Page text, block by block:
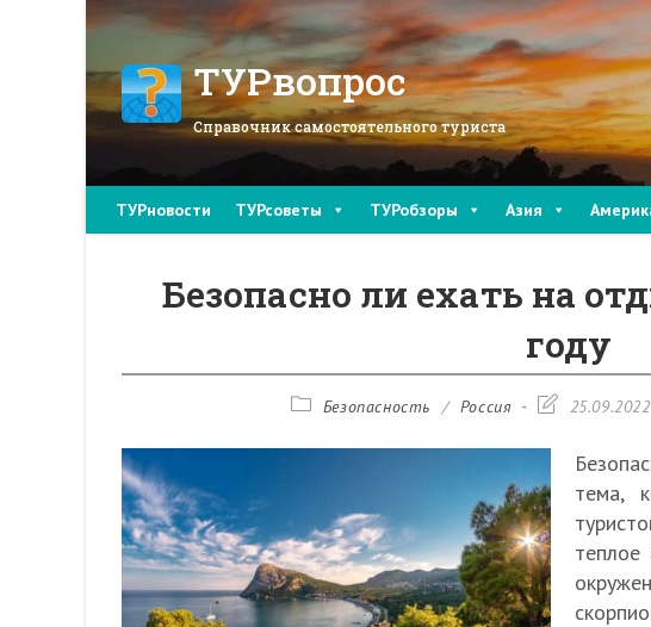
ТУРвопрос
Справочник самостоятельного туриста
ТУРновости ТУРсоветы ТУРобзоры Азия
Безопасно ли ехать на
году
РубрикаБезопасность / Россия
Запись25.09.2022
тема,